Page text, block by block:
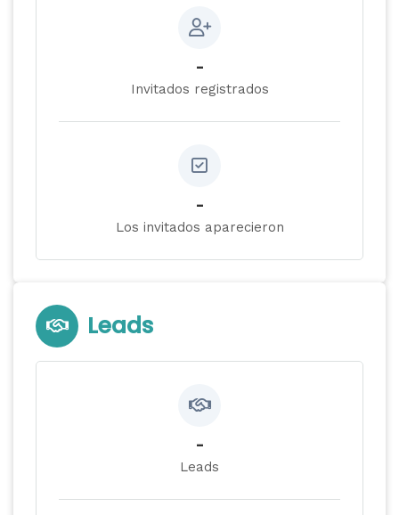
-
Invitados registrados
-
Los invitados aparecieron
Leads
-
Leads